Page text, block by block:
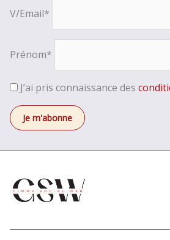
V/Email*
Prénom*
J’ai pris connaissance des